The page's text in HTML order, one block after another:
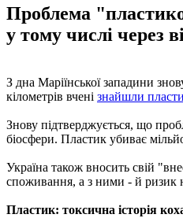
Проблема
у тому числі через
З дна Маріїнської западини
кілометрів вчені знайшли
Знову підтверджується, що
біосфери. Пластик убиває
Україна також вносить свій
споживання, а з ними - й ризик
Пластик: токсична історія